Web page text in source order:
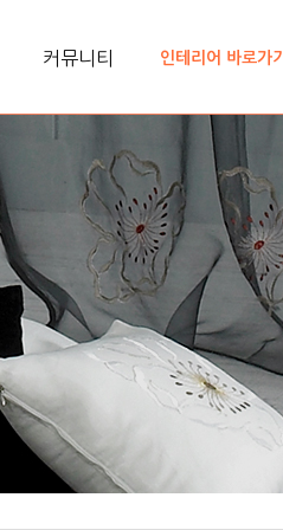
인테리어 바로가기
커뮤니티